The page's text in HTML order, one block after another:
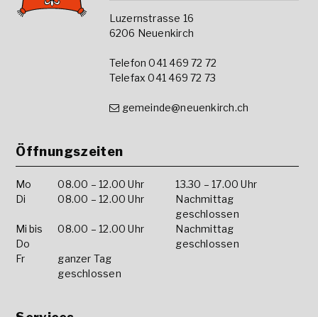
Luzernstrasse 16
6206 Neuenkirch
Telefon 041 469 72 72
Telefax 041 469 72 73
gemeinde@neuenkirch.ch
Öffnungszeiten
Mo 08.00 – 12.00 Uhr
13.30 – 17.00 Uhr
Di
08.00 – 12.00 Uhr
Nachmittag
geschlossen
Mi bis
Do
08.00 – 12.00 Uhr
Nachmittag
geschlossen
Fr
ganzer Tag
geschlossen